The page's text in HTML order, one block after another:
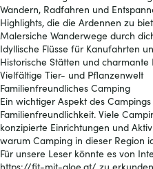
Wandern, Radfahren und
Highlights, die die Ardennen zu
Malersiche Wanderwege durch
Idyllische Flüsse für Kanufahrten
Historische Stätten und charmante
Vielfältige Tier- und Pflanzenwelt
Familienfreundliches Camping
Ein wichtiger Aspekt des
Familienfreundlichkeit. Viele
konzipierte Einrichtungen und
warum Camping in dieser Region
Für unsere Leser könnte es von